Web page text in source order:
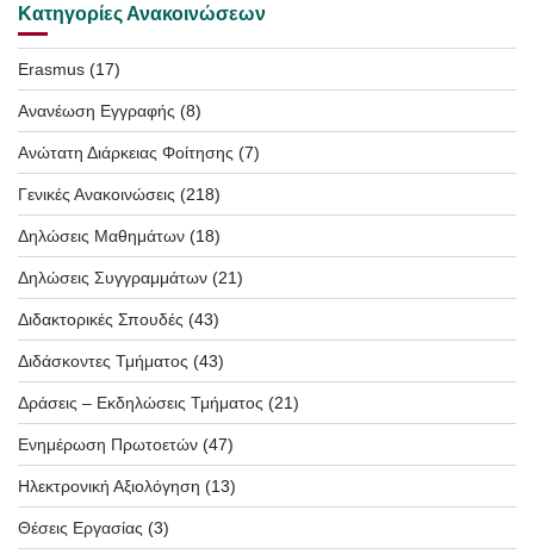
Κατηγορίες Ανακοινώσεων
Erasmus (17)
Ανανέωση Εγγραφής (8)
Ανώτατη Διάρκειας Φοίτησης (7)
Γενικές Ανακοινώσεις (218)
Δηλώσεις Μαθημάτων (18)
Δηλώσεις Συγγραμμάτων (21)
Διδακτορικές Σπουδές (43)
Διδάσκοντες Τμήματος (43)
Δράσεις – Εκδηλώσεις Τμήματος (21)
Ενημέρωση Πρωτοετών (47)
Ηλεκτρονική Αξιολόγηση (13)
Θέσεις Εργασίας (3)